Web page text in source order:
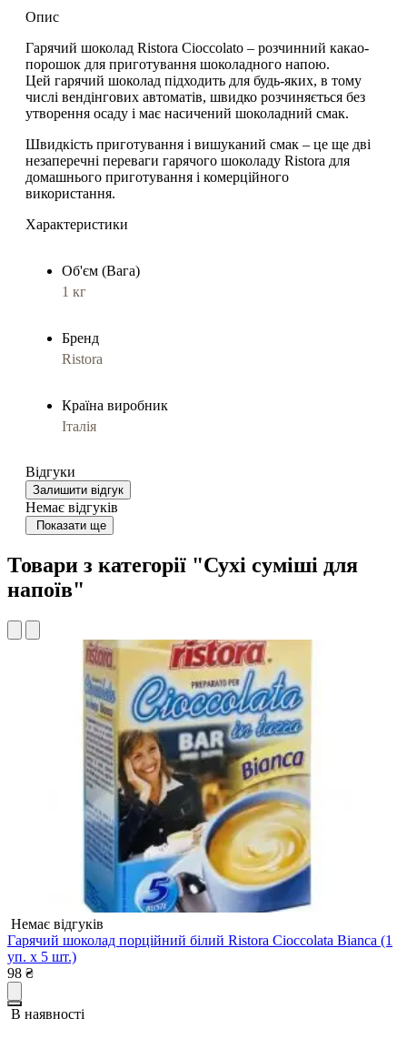
Опис
Гарячий шоколад Ristora Cioccolato – розчинний какао-
порошок для приготування шоколадного напою.
Цей гарячий шоколад підходить для будь-яких, в тому
числі вендінгових автоматів, швидко розчиняється без
утворення осаду і має насичений шоколадний смак.
Швидкість приготування і вишуканий смак – це ще дві
незаперечні переваги гарячого шоколаду Ristora для
домашнього приготування і комерційного
використання.
Характеристики
Об'єм (Вага)
1 кг
Бренд
Ristora
Країна виробник
Італія
Відгуки
Залишити відгук
Немає відгуків
Показати ще
Товари з категорії "Сухі суміші для
напоїв"
Немає відгуків
Гарячий шоколад порційний білий Ristora Cioccolata Bianca (1
уп. х 5 шт.)
98 ₴
В наявності